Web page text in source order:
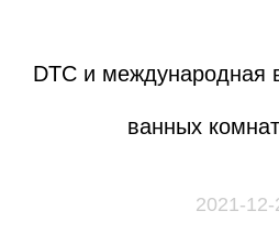
DTC и международная
ванных
2021-12-